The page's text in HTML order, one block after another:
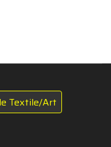
Textile/Art